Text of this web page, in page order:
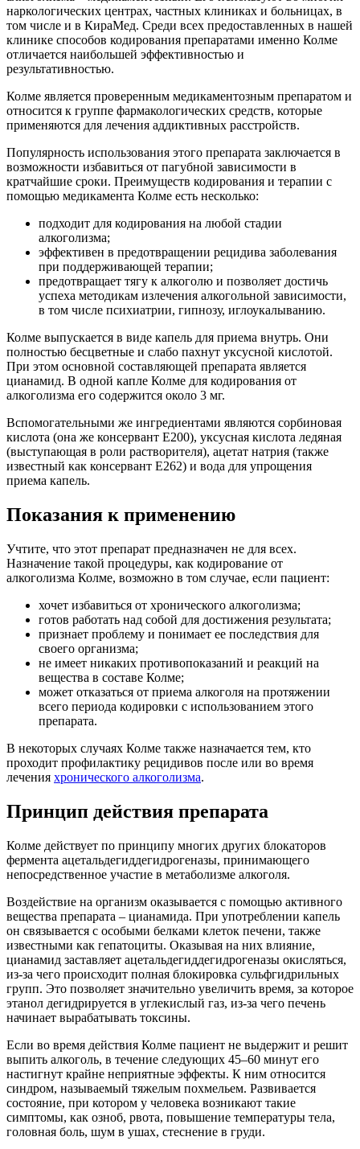
наркологических центрах, частных клиниках и больницах, в
том числе и в КираМед. Среди всех предоставленных в нашей
клинике способов кодирования препаратами именно Колме
отличается наибольшей эффективностью и
результативностью.
Колме является проверенным медикаментозным препаратом и
относится к группе фармакологических средств, которые
применяются для лечения аддиктивных расстройств.
Популярность использования этого препарата заключается в
возможности избавиться от пагубной зависимости в
кратчайшие сроки. Преимуществ кодирования и терапии с
помощью медикамента Колме есть несколько:
подходит для кодирования на любой стадии
алкоголизма;
эффективен в предотвращении рецидива заболевания
при поддерживающей терапии;
предотвращает тягу к алкоголю и позволяет достичь
успеха методикам излечения алкогольной зависимости,
в том числе психиатрии, гипнозу, иглоукалыванию.
Колме выпускается в виде капель для приема внутрь. Они
полностью бесцветные и слабо пахнут уксусной кислотой.
При этом основной составляющей препарата является
цианамид. В одной капле Колме для кодирования от
алкоголизма его содержится около 3 мг.
Вспомогательными же ингредиентами являются сорбиновая
кислота (она же консервант Е200), уксусная кислота ледяная
(выступающая в роли растворителя), ацетат натрия (также
известный как консервант Е262) и вода для упрощения
приема капель.
Показания к применению
Учтите, что этот препарат предназначен не для всех.
Назначение такой процедуры, как кодирование от
алкоголизма Колме, возможно в том случае, если пациент:
хочет избавиться от хронического алкоголизма;
готов работать над собой для достижения результата;
признает проблему и понимает ее последствия для
своего организма;
не имеет никаких противопоказаний и реакций на
вещества в составе Колме;
может отказаться от приема алкоголя на протяжении
всего периода кодировки с использованием этого
препарата.
В некоторых случаях Колме также назначается тем, кто
проходит профилактику рецидивов после или во время
лечения хронического алкоголизма.
Принцип действия препарата
Колме действует по принципу многих других блокаторов
фермента ацетальдегиддегидрогеназы, принимающего
непосредственное участие в метаболизме алкоголя.
Воздействие на организм оказывается с помощью активного
вещества препарата – цианамида. При употреблении капель
он связывается с особыми белками клеток печени, также
известными как гепатоциты. Оказывая на них влияние,
цианамид заставляет ацетальдегиддегидрогеназы окисляться,
из-за чего происходит полная блокировка сульфгидрильных
групп. Это позволяет значительно увеличить время, за которое
этанол дегидрируется в углекислый газ, из-за чего печень
начинает вырабатывать токсины.
Если во время действия Колме пациент не выдержит и решит
выпить алкоголь, в течение следующих 45–60 минут его
настигнут крайне неприятные эффекты. К ним относится
синдром, называемый тяжелым похмельем. Развивается
состояние, при котором у человека возникают такие
симптомы, как озноб, рвота, повышение температуры тела,
головная боль, шум в ушах, стеснение в груди.